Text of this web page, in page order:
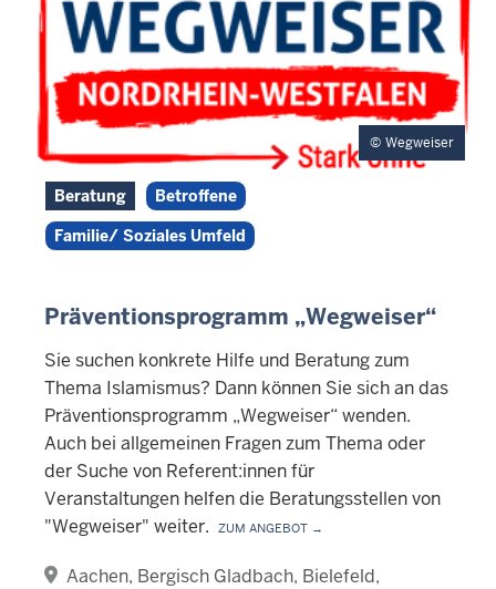
Wegweiser
Beratung
Betroffene
Familie/ Soziales Umfeld
Präventionsprogramm „Wegweiser“
Sie suchen konkrete Hilfe und Beratung zum
Thema Islamismus? Dann können Sie sich an das
Präventionsprogramm „Wegweiser“ wenden.
Auch bei allgemeinen Fragen zum Thema oder
der Suche von Referent:innen für
Veranstaltungen helfen die Beratungsstellen von
"Wegweiser" weiter. Zum Angebot →
Aachen Bergisch Gladbach Bielefeld